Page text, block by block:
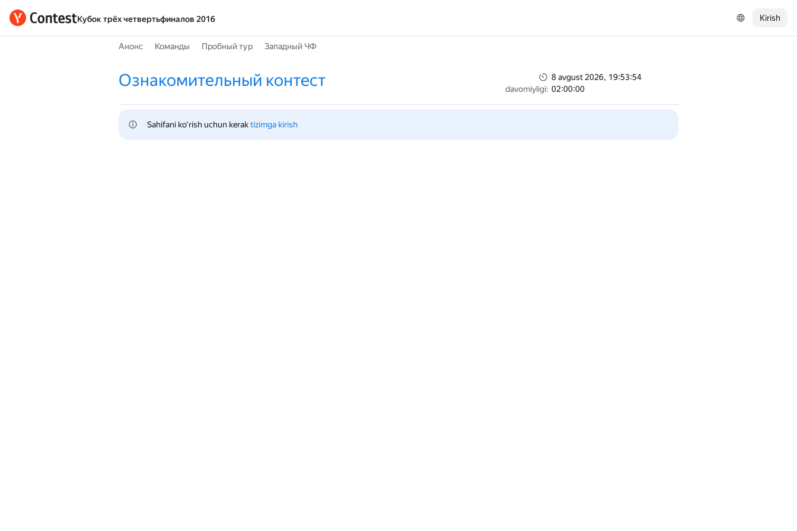
Кубок трёх четвертьфиналов 2016 Kirish
Анонс Команды Пробный тур Западный ЧФ
Ознакомительный контест
8 avgust 2026, 19:53:54
davomiyligi: 02:00:00
Sahifani ko‘rish uchun kerak tizimga kirish